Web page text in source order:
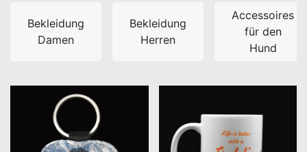
Bekleidung
Damen
Bekleidung
Herren
Accessoires
für den
Hund